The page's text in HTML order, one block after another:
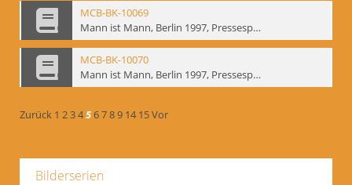
MCB-BK-10069
Mann ist Mann, Berlin 1997, Pressespiegel - interne Signatur: BM-prt-262-17
MCB-BK-10070
Mann ist Mann, Berlin 1997, Pressespiegel - interne Signatur: BM-prt-262-18
Zurück 1 23456789 14 15Vor
Bilderserien